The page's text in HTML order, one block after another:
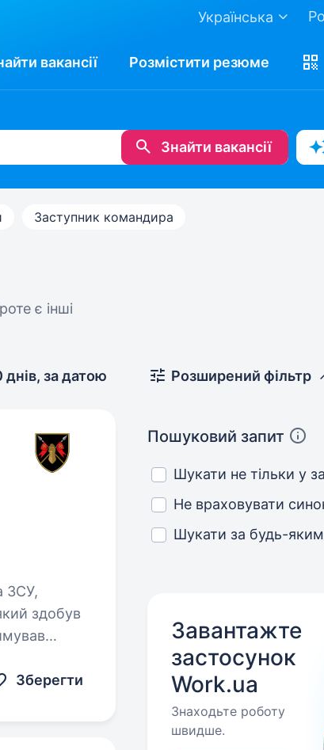
Українська
вакансії Розмістити резюме
Знайти вакансії
Заступник командира
є інші
днів, за датою
здобув
Зберегти
Розширений фільтр
Пошуковий запит
Шукати не тільки у
Не враховувати
Шукати за будь-яким
Завантажте
застосунок
Work.ua
Знаходьте роботу
швидше.